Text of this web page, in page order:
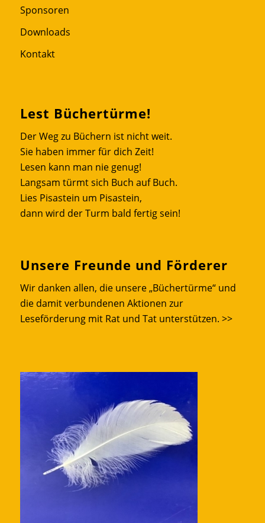
Sponsoren
Downloads
Kontakt
Lest Büchertürme!
Der Weg zu Büchern ist nicht weit.
Sie haben immer für dich Zeit!
Lesen kann man nie genug!
Langsam türmt sich Buch auf Buch.
Lies Pisastein um Pisastein,
dann wird der Turm bald fertig sein!
Unsere Freunde und Förderer
Wir danken allen, die unsere „Büchertürme“ und
die damit verbundenen Aktionen zur
Leseförderung mit Rat und Tat unterstützen. >>